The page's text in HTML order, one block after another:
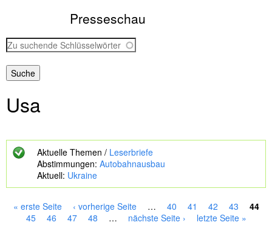
Presseschau
Z
u
s
u
h
e
Usa
Aktuelle Themen / Leserbriefe
Abstimmungen: Autobahnausbau
Aktuell: Ukraine
« erste Seite ‹ vorherige Seite … 40 41 42 43
44
45
46 47 48 … nächste Seite › letzte Seite »